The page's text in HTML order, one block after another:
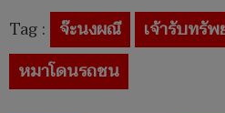
Tag : จ๊ะนงผณี เจ้ารับทรั
หมาโดนรถชน